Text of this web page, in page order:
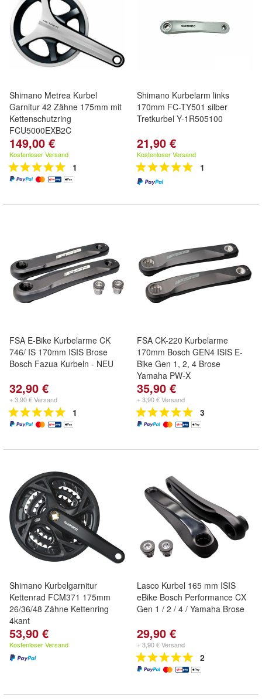
Shimano Metrea Kurbel
Garnitur 42 Zähne 175mm mit
Kettenschutzring
FCU5000EXB2C
149,00 €
Kostenloser Versand
1
Shimano Kurbelarm links
170mm FC-TY501 silber
Tretkurbel Y-1R505100
21,90 €
Kostenloser Versand
1
FSA E-Bike Kurbelarme CK
746/ IS 170mm ISIS Brose
Bosch Fazua Kurbeln - NEU
32,90 €
+ 3,90 € Versand
1
FSA CK-220 Kurbelarme
170mm Bosch GEN4 ISIS E-
Bike Gen 1, 2, 4 Brose
Yamaha PW-X
35,90 €
+ 3,90 € Versand
3
Shimano Kurbelgarnitur
Kettenrad FCM371 175mm
26/36/48 Zähne Kettenring
4kant
53,90 €
Kostenloser Versand
Lasco Kurbel 165 mm ISIS
eBike Bosch Performance CX
Gen 1 / 2 / 4 / Yamaha Brose
29,90 €
+ 3,90 € Versand
2